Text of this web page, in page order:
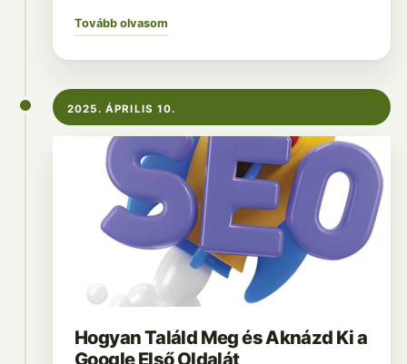
Tovább olvasom
2025. ÁPRILIS 10.
Hogyan Találd Meg és Aknázd Ki a
Google Első Oldalát